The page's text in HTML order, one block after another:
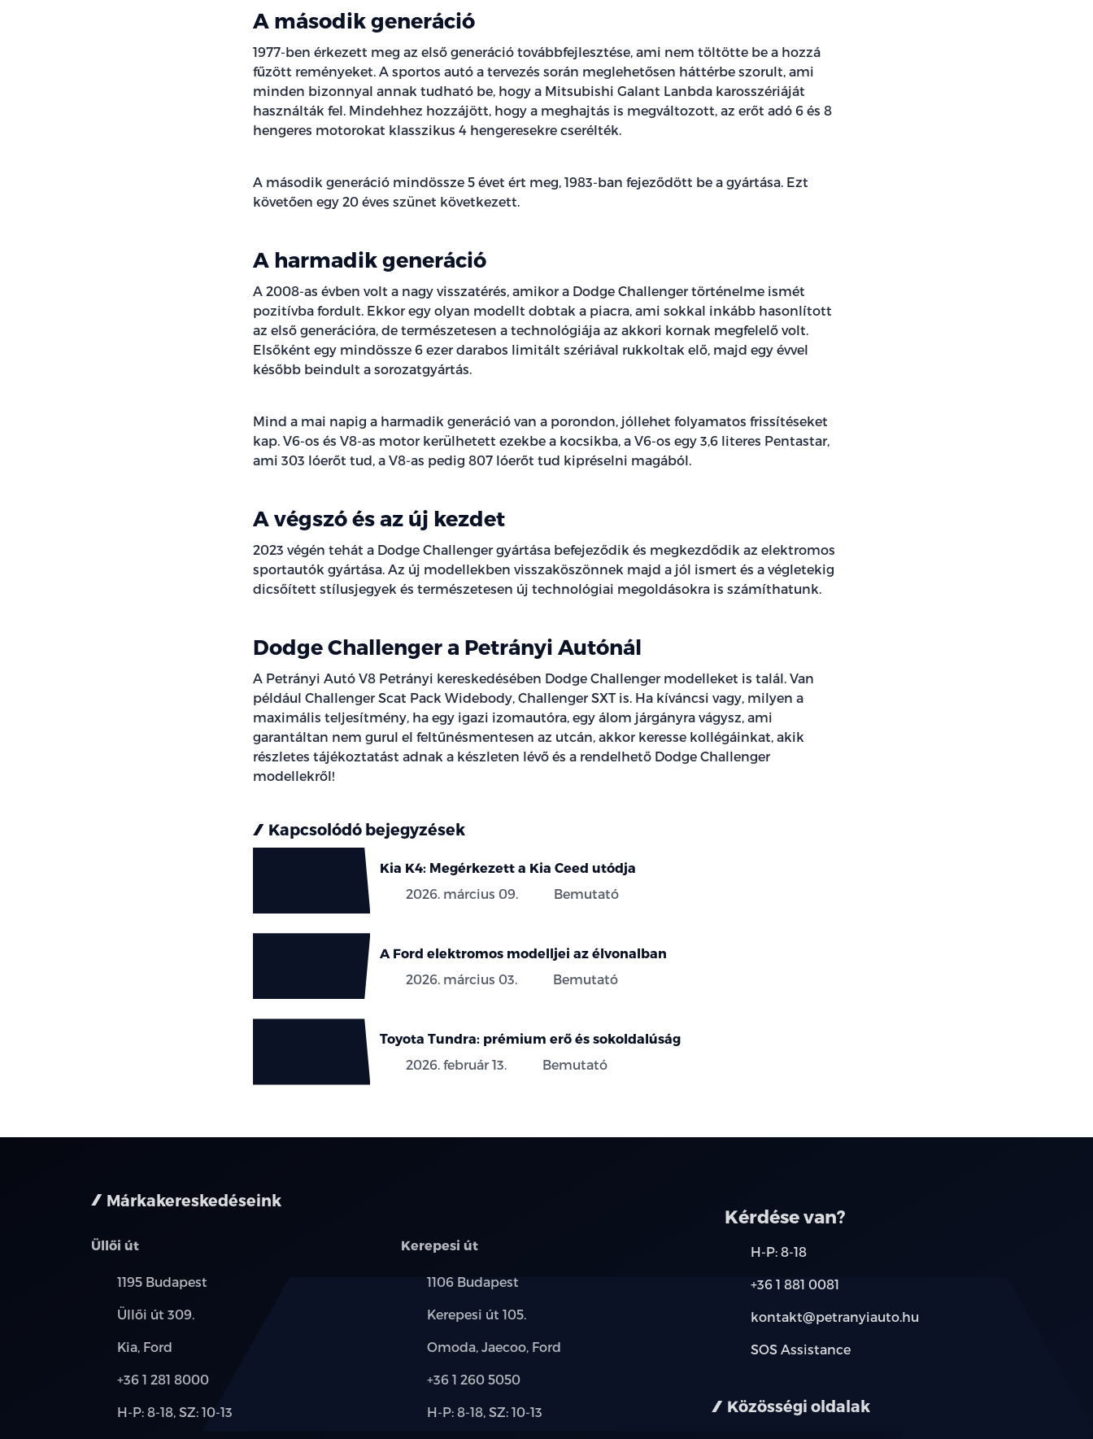
A második generáció
1977-ben érkezett meg az első generáció továbbfejlesztése, ami nem töltötte be a hozzá
fűzött reményeket. A sportos autó a tervezés során meglehetősen háttérbe szorult, ami
minden bizonnyal annak tudható be, hogy a Mitsubishi Galant Lanbda karosszériáját
használták fel. Mindehhez hozzájött, hogy a meghajtás is megváltozott, az erőt adó 6 és 8
hengeres motorokat klasszikus 4 hengeresekre cserélték.
A második generáció mindössze 5 évet ért meg, 1983-ban fejeződött be a gyártása. Ezt
követően egy 20 éves szünet következett.
A harmadik generáció
A 2008-as évben volt a nagy visszatérés, amikor a Dodge Challenger történelme ismét
pozitívba fordult. Ekkor egy olyan modellt dobtak a piacra, ami sokkal inkább hasonlított
az első generációra, de természetesen a technológiája az akkori kornak megfelelő volt.
Elsőként egy mindössze 6 ezer darabos limitált szériával rukkoltak elő, majd egy évvel
később beindult a sorozatgyártás.
Mind a mai napig a harmadik generáció van a porondon, jóllehet folyamatos frissítéseket
kap. V6-os és V8-as motor kerülhetett ezekbe a kocsikba, a V6-os egy 3,6 literes Pentastar,
ami 303 lóerőt tud, a V8-as pedig 807 lóerőt tud kipréselni magából.
A végszó és az új kezdet
2023 végén tehát a Dodge Challenger gyártása befejeződik és megkezdődik az elektromos
sportautók gyártása. Az új modellekben visszaköszönnek majd a jól ismert és a végletekig
dicsőített stílusjegyek és természetesen új technológiai megoldásokra is számíthatunk.
Dodge Challenger a Petrányi Autónál
A Petrányi Autó V8 Petrányi kereskedésében Dodge Challenger modelleket is talál. Van
például Challenger Scat Pack Widebody, Challenger SXT is. Ha kíváncsi vagy, milyen a
maximális teljesítmény, ha egy igazi izomautóra, egy álom járgányra vágysz, ami
garantáltan nem gurul el feltűnésmentesen az utcán, akkor keresse kollégáinkat, akik
részletes tájékoztatást adnak a készleten lévő és a rendelhető Dodge Challenger
modellekről!
Kapcsolódó bejegyzések
Kia K4: Megérkezett a Kia Ceed utódja
2026. március 09.
Bemutató
A Ford elektromos modelljei az élvonalban
2026. március 03.
Bemutató
Toyota Tundra: prémium erő és sokoldalúság
2026. február 13.
Bemutató
Márkakereskedéseink
Üllői út
Település:
1195 Budapest
Cím:
Üllői út 309.
Márkák:
Kia, Ford
Telefon:
+36 1 281 8000
Új-
H-P: 8-18, SZ: 10-13
Kerepesi út
Település:
1106 Budapest
Cím:
Kerepesi út 105.
Márkák:
Omoda, Jaecoo, Ford
Telefon:
+36 1 260 5050
Új-
H-P: 8-18, SZ: 10-13
Kérdése van?
H-P: 8-18
+36 1 881 0081
kontakt@petranyiauto.hu
SOS Assistance
Közösségi oldalak